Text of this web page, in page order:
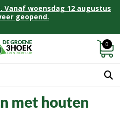
Vanaf woensdag 12 augustus
geopend.
0
met houten